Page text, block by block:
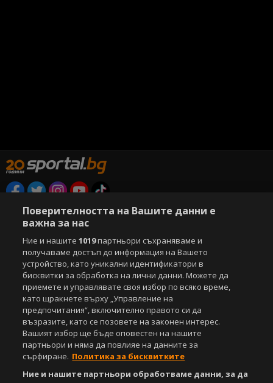
Copyright © 2007-2026 Агенция Спортал. Всички права запазени.
Този уебсайт е собственост на
За нас Екип За рекламa
Общи условия
Етични правила на НСС
Лични данни
Управление на предпочитания
Съдържанието на този уеб сайт и технологиите, използвани в него, са
под закрила на Закона за авторското право и сродните му права.
Всички статии, репортажи, интервюта и други текстови, графични и
видео материали, публикувани в сайта, са собственост на Агенция
Спортал, освен ако изрично е посочено друго. Допуска се
публикуване на текстови материали само след писмено съгласие на
Агенция Спортал, посочване на източника и добавяне на линк към
www.sportal.bg. Използването на графични и видео материали,
Поверителността на Вашите данни е
важна за нас
Ние и нашите1019партньори съхраняваме и
получаваме достъп до информация на Вашето
устройство, като уникални идентификатори в
бисквитки за обработка на лични данни. Можете да
приемете и управлявате своя избор по всяко време,
като щракнете върху „Управление на
предпочитания“, включително правото си да
възразите, като се позовете на законен интерес.
Вашият избор ще бъде оповестен на нашите
партньори и няма да повлияе на данните за
сърфиране. Политика за бисквитките
Ние и нашите партньори обработваме данни, за да